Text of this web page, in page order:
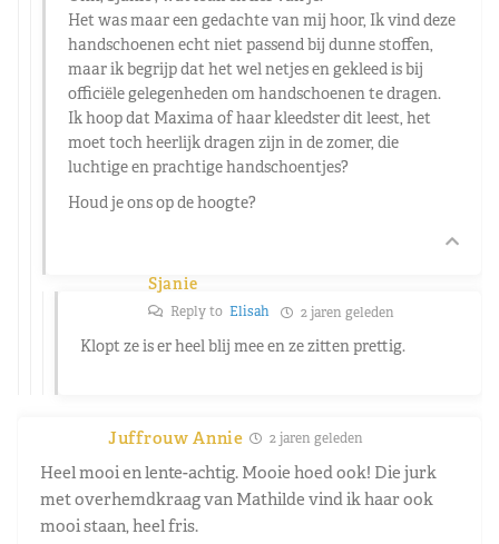
Het was maar een gedachte van mij hoor, Ik vind deze
handschoenen echt niet passend bij dunne stoffen,
maar ik begrijp dat het wel netjes en gekleed is bij
officiële gelegenheden om handschoenen te dragen.
Ik hoop dat Maxima of haar kleedster dit leest, het
moet toch heerlijk dragen zijn in de zomer, die
luchtige en prachtige handschoentjes?
Houd je ons op de hoogte?
Sjanie
Reply to Elisah 2 jaren geleden
Klopt ze is er heel blij mee en ze zitten prettig.
Juffrouw Annie 2 jaren geleden
Heel mooi en lente-achtig. Mooie hoed ook! Die jurk
met overhemdkraag van Mathilde vind ik haar ook
mooi staan, heel fris.